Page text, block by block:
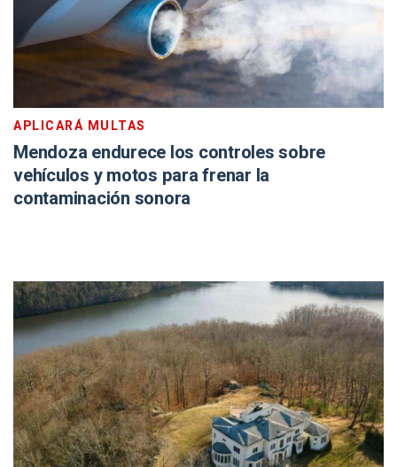
APLICARÁ MULTAS
Mendoza endurece los controles sobre
vehículos y motos para frenar la
contaminación sonora